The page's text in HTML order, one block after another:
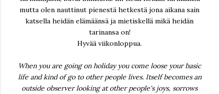
mutta olen nauttinut pienestä hetkestä jona aikana sain
katsella heidän elämäänsä ja mietiskellä mikä heidän
tarinansa on!
Hyvää viikonloppua.
When you are going on holiday you come loose your basic
life and kind of go to other people lives. Itself becomes an
outside observer looking at other people's joys, sorrows